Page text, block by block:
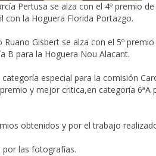
Pertusa se alza con el 4º premio de
con la Hoguera Florida Portazgo.
Ruano Gisbert se alza con el 5º premio
B para la Hoguera Nou Alacant.
categoría especial para la comisión
y mejor critica,en categoría 6ªA
obtenidos y por el trabajo
por las fotografías.